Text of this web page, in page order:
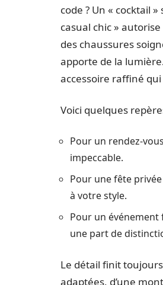
code ? Un « cocktail
casual chic »
des chaussures
apporte de la
accessoire raffiné
Voici quelques
Pour un rendez-
impeccable.
Pour une fête
à votre style.
Pour un événement
une part de
Le détail finit
adaptées, d’une